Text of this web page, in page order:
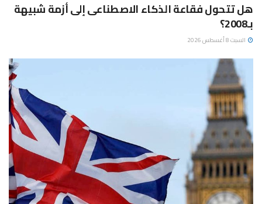
هل تتحول فقاعة الذكاء الاصطناعى إلى أزمة شبيهة
بـ2008؟
السبت 8 أغسطس 2026